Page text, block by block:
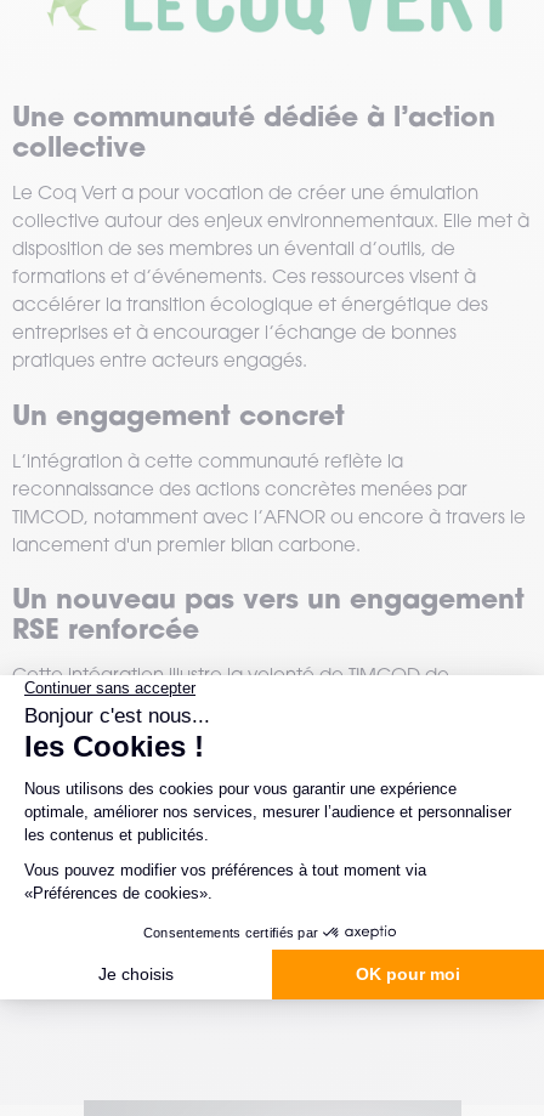
Une communauté dédiée à l’action
collective
Le Coq Vert a pour vocation de créer une émulation
collective autour des enjeux environnementaux. Elle met à
disposition de ses membres un éventail d’outils, de
formations et d’événements. Ces ressources visent à
accélérer la transition écologique et énergétique des
entreprises et à encourager l’échange de bonnes
pratiques entre acteurs engagés.
Un engagement concret
L’intégration à cette communauté reflète la
reconnaissance des actions concrètes menées par
TIMCOD, notamment avec l’AFNOR ou encore à travers le
lancement d'un premier bilan carbone.
Un nouveau pas vers un engagement
RSE renforcée
Cette intégration illustre la volonté de TIMCOD de
renforcer son ambition de contribuer activement à un
avenir durable. Si vous souhaitez en savoir plus, consultez
Les valeurs et les engagements RSE de TIMCOD